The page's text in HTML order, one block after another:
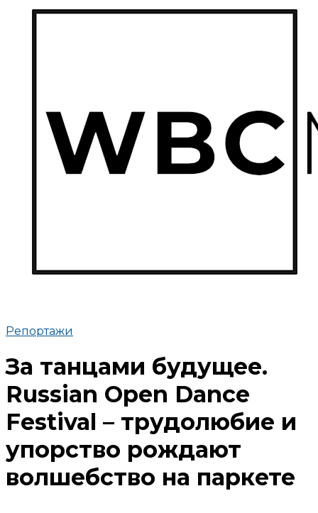
Репортажи
За танцами будущее.
Russian Open Dance
Festival – трудолюбие и
упорство рождают
волшебство на паркете